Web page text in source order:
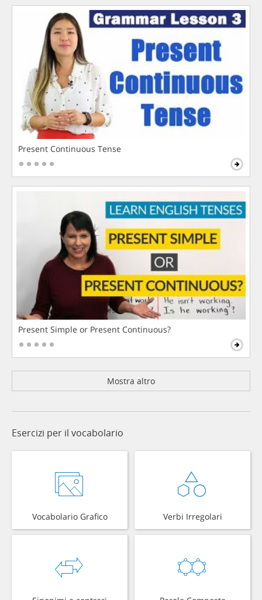
Present Continuous Tense
Present Simple or Present Continuous?
Mostra altro
Esercizi per il vocabolario
Vocabolario Grafico Verbi Irregolari